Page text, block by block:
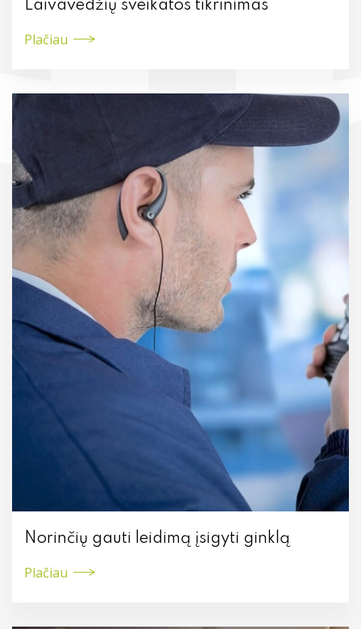
Laivavedžių sveikatos tikrinimas
Plačiau
Norinčių gauti leidimą įsigyti ginklą
Plačiau